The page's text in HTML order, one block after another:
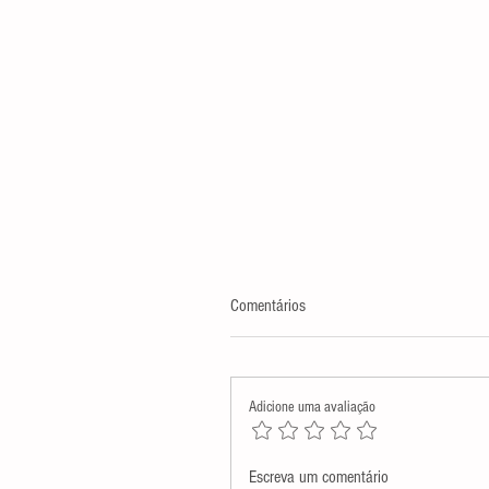
Assembleia Legislativa presta
Comentários
Adicione uma avaliação
Escreva um comentário